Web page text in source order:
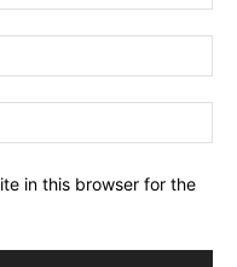
in this browser for the